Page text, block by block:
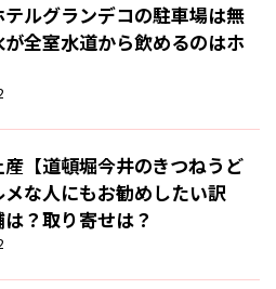
テルグランデコの駐車場は無
全室水道から飲めるのはホ
【道頓堀今井のきつねうど
な人にもお勧めしたい訳
？取り寄せは？